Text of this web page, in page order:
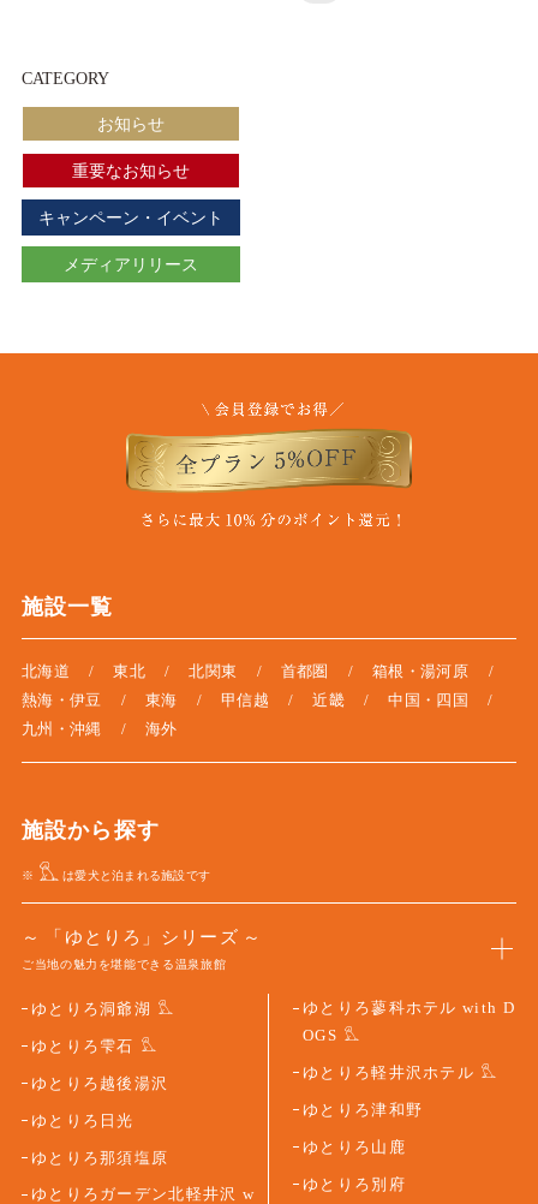
CATEGORY
お知らせ
重要なお知らせ
キャンペーン・イベント
メディアリリース
施設一覧
北海道 東北 北関東 首都圏
箱根・湯河原
熱海・伊豆
東海 甲信越 近畿
中国・四国
九州・沖縄
海外
施設から探す
※ は愛犬と泊まれる施設です
「ゆとりろ」シリーズ
ご当地の魅力を堪能できる温泉旅館
ゆとりろ洞爺湖
ゆとりろ雫石
ゆとりろ越後湯沢
ゆとりろ日光
ゆとりろ那須塩原
ゆとりろガーデン北軽井沢 w
ゆとりろ蓼科ホテル with D
OGS
ゆとりろ軽井沢ホテル
ゆとりろ津和野
ゆとりろ山鹿
ゆとりろ別府